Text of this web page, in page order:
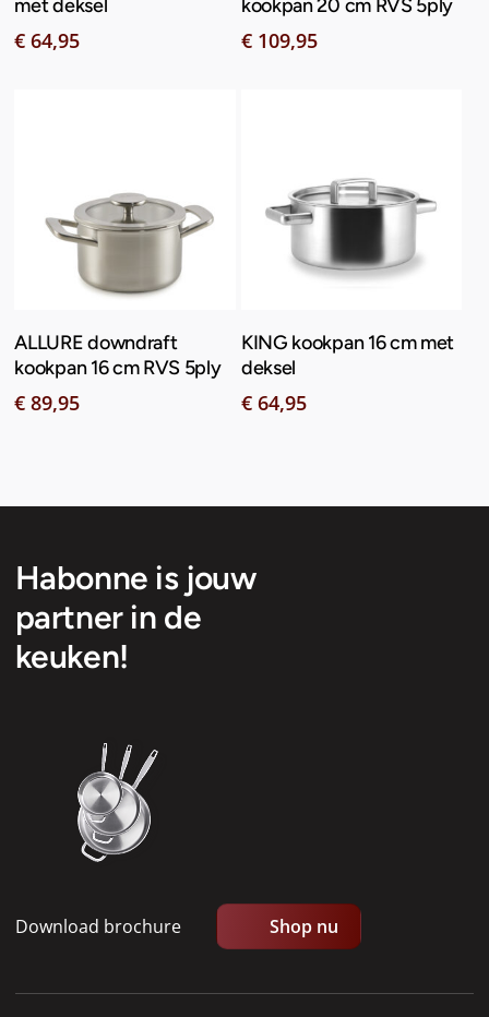
met deksel
€ 64,95
kookpan 20 cm RVS 5ply
€ 109,95
Toevoegen Aan
Winkelwagen
ALLURE downdraft
kookpan 16 cm RVS 5ply
€ 89,95
Toevoegen Aan
Winkelwagen
KING kookpan 16 cm met
deksel
€ 64,95
Habonne is jouw
partner in de
keuken!
Download brochure Shop nu